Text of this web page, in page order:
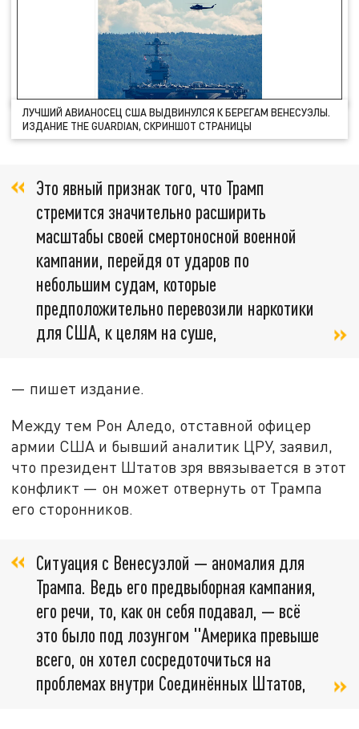
ЛУЧШИЙ АВИАНОСЕЦ США ВЫДВИНУЛСЯ К БЕРЕГАМ ВЕНЕСУЭЛЫ.
ИЗДАНИЕ THE GUARDIAN, СКРИНШОТ СТРАНИЦЫ
Это явный признак того, что Трамп
стремится значительно расширить
масштабы своей смертоносной военной
кампании, перейдя от ударов по
небольшим судам, которые
предположительно перевозили наркотики
для США, к целям на суше,
— пишет издание.
Между тем Рон Аледо, отставной офицер
армии США и бывший аналитик ЦРУ, заявил,
что президент Штатов зря ввязывается в этот
конфликт — он может отвернуть от Трампа
его сторонников.
Ситуация с Венесуэлой — аномалия для
Трампа. Ведь его предвыборная кампания,
его речи, то, как он себя подавал, — всё
это было под лозунгом "Америка превыше
всего, он хотел сосредоточиться на
проблемах внутри Соединённых Штатов,